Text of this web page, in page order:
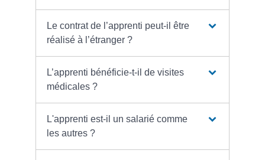
Le contrat de l’apprenti peut-il être
réalisé à l’étranger ?
L’apprenti bénéficie-t-il de visites
médicales ?
L'apprenti est-il un salarié comme
les autres ?